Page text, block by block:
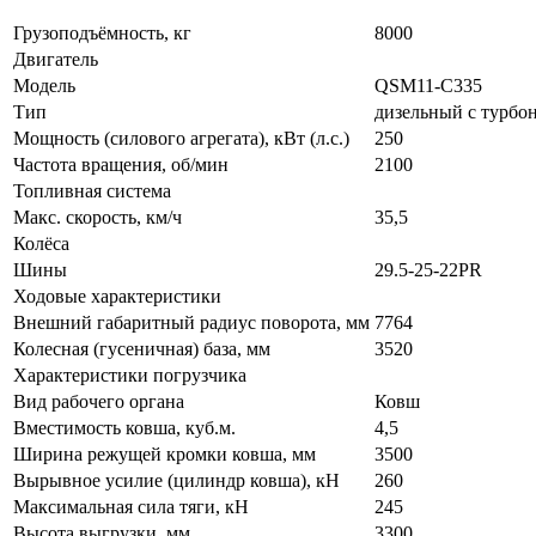
Грузоподъёмность, кг
8000
Двигатель
Модель
QSM11-C335
Тип
дизельный с
Мощность (силового агрегата), кВт (л.с.)
250
Частота вращения, об/мин
2100
Топливная система
Макс. скорость, км/ч
35,5
Колёса
Шины
29.5-25-22PR
Ходовые характеристики
Внешний габаритный радиус поворота, мм 7764
Колесная (гусеничная) база, мм
3520
Характеристики погрузчика
Вид рабочего органа
Ковш
Вместимость ковша, куб.м.
4,5
Ширина режущей кромки ковша, мм
3500
Вырывное усилие (цилиндр ковша), кН
260
Максимальная сила тяги, кН
245